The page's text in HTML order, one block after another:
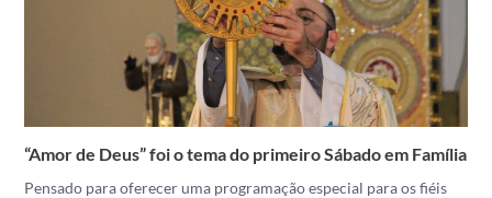
“Amor de Deus” foi o tema do primeiro Sábado em Família
Pensado para oferecer uma programação especial para os fiéis